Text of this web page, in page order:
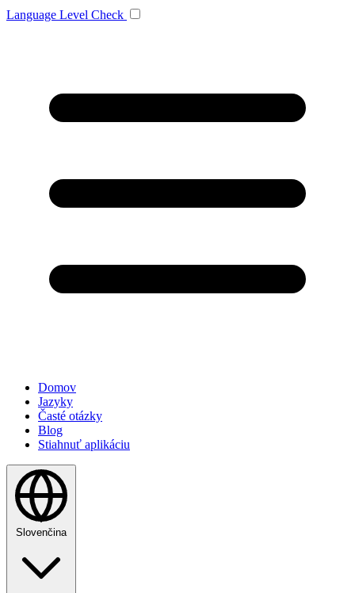
Language Level Check
Domov
Jazyky
Časté otázky
Blog
Stiahnuť aplikáciu
Slovenčina